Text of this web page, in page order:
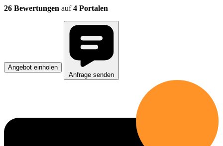
26 Bewertungen auf4 Portalen
Angebot einholen
Anfrage senden